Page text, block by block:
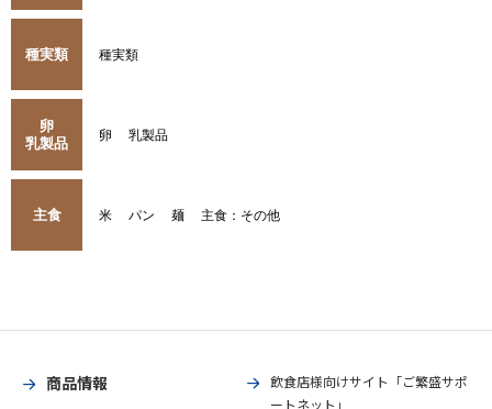
種実類 種実類
卵
乳製品
卵 乳製品
主食 米 パン 麺 主食：その他
商品情報
飲食店様向けサイト「ご繁盛サポ
ートネット」